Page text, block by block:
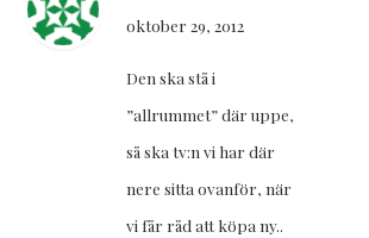
oktober 29, 2012
Den ska stå i
”allrummet” där uppe,
så ska tv:n vi har där
nere sitta ovanför, när
vi får råd att köpa ny..